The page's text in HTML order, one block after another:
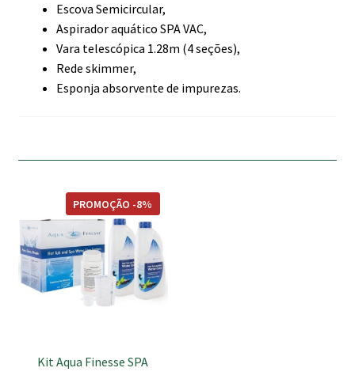
Escova Semicircular,
Aspirador aquático SPA VAC,
Vara telescópica 1.28m (4 seções),
Rede skimmer,
Esponja absorvente de impurezas.
Kit Aqua Finesse SPA
PROMOÇÃO -8%